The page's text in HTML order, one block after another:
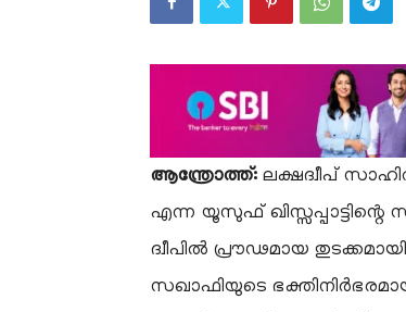
ആന്ത്രോത്ത്:ലക്ഷദ്വീപ്
എന്ന യൂസുഫ്
ദ്വീപിൽ പ്രൗഢമായ
സഖാഫിയുടെ